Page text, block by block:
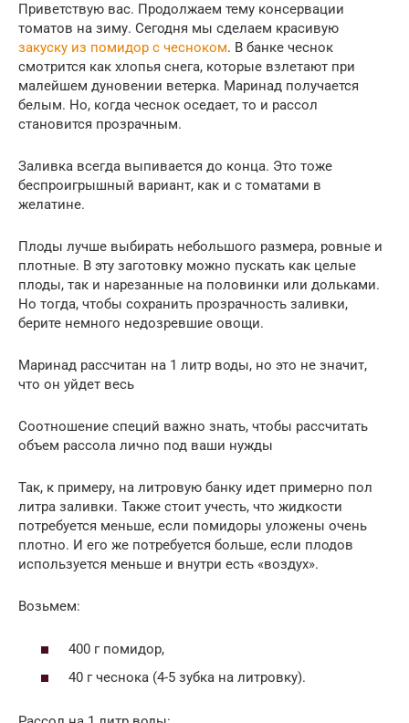
Приветствую вас. Продолжаем тему консервации
томатов на зиму. Сегодня мы сделаем красивую
закуску из помидор с чесноком. В банке чеснок
смотрится как хлопья снега, которые взлетают при
малейшем дуновении ветерка. Маринад получается
белым. Но, когда чеснок оседает, то и рассол
становится прозрачным.
Заливка всегда выпивается до конца. Это тоже
беспроигрышный вариант, как и с томатами в
желатине.
Плоды лучше выбирать небольшого размера, ровные и
плотные. В эту заготовку можно пускать как целые
плоды, так и нарезанные на половинки или дольками.
Но тогда, чтобы сохранить прозрачность заливки,
берите немного недозревшие овощи.
Маринад рассчитан на 1 литр воды, но это не значит,
что он уйдет весь
Соотношение специй важно знать, чтобы рассчитать
объем рассола лично под ваши нужды
Так, к примеру, на литровую банку идет примерно пол
литра заливки. Также стоит учесть, что жидкости
потребуется меньше, если помидоры уложены очень
плотно. И его же потребуется больше, если плодов
используется меньше и внутри есть «воздух».
Возьмем:
400 г помидор,
40 г чеснока (4-5 зубка на литровку).